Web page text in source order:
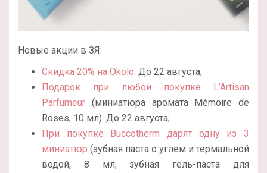
Новые акции в ЗЯ:
Скидка 20% на Okolo. До 22 августа;
Подарок при любой покупке L’Artisan
Parfumeur (миниатюра аромата Mémoire de
Roses, 10 мл). До 22 августа;
При покупке Buccotherm дарят одну из 3
миниатюр (зубная паста с углем и термальной
водой, 8 мл; зубная гель-паста для